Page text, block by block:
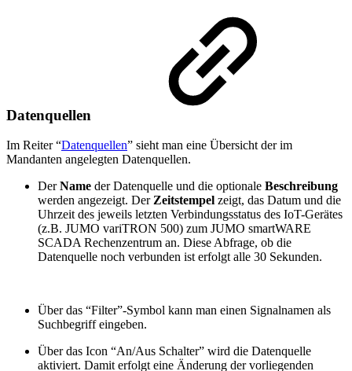
Datenquellen
Im Reiter “Datenquellen” sieht man eine Übersicht der im
Mandanten angelegten Datenquellen.
DerName der Datenquelle und die optionale Beschreibung
werden angezeigt. DerZeitstempel zeigt, das Datum und die
Uhrzeit des jeweils letzten Verbindungsstatus des IoT-Gerätes
(z.B. JUMO variTRON 500) zum JUMO smartWARE
SCADA Rechenzentrum an. Diese Abfrage, ob die
Datenquelle noch verbunden ist erfolgt alle 30 Sekunden.
Über das “Filter”-Symbol kann man einen Signalnamen als
Suchbegriff eingeben.
Über das Icon “An/Aus Schalter” wird die Datenquelle
aktiviert. Damit erfolgt eine Änderung der vorliegenden